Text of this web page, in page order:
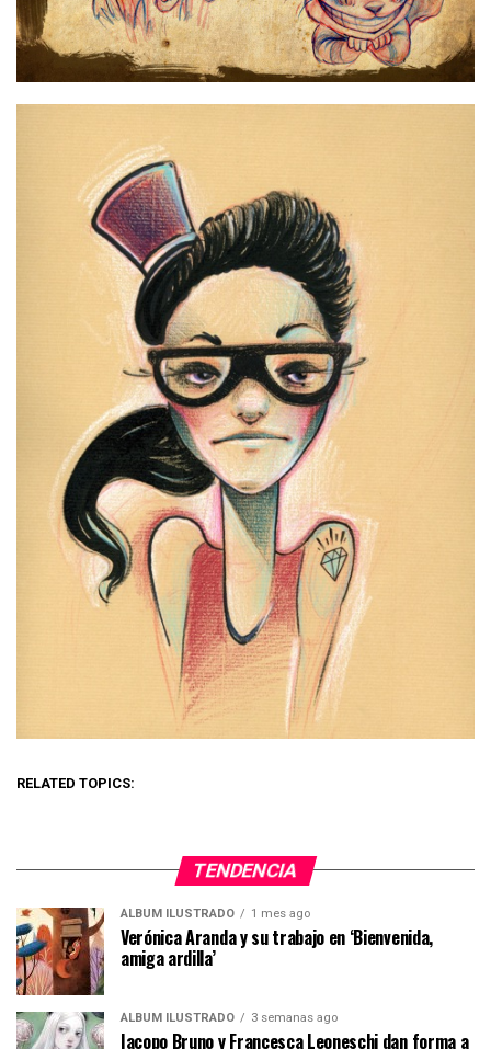
RELATED TOPICS:
TENDENCIA
ÁLBUM ILUSTRADO 1 mes ago
Verónica Aranda y su trabajo en ‘Bienvenida,
amiga ardilla’
ÁLBUM ILUSTRADO 3 semanas ago
Iacopo Bruno y Francesca Leoneschi dan forma a